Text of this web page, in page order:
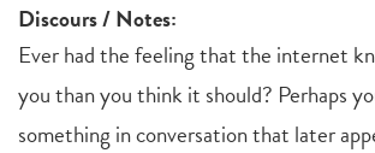
Discours / Notes:
Ever had the feeling that the internet
you than you think it should? Perhaps
something in conversation that later